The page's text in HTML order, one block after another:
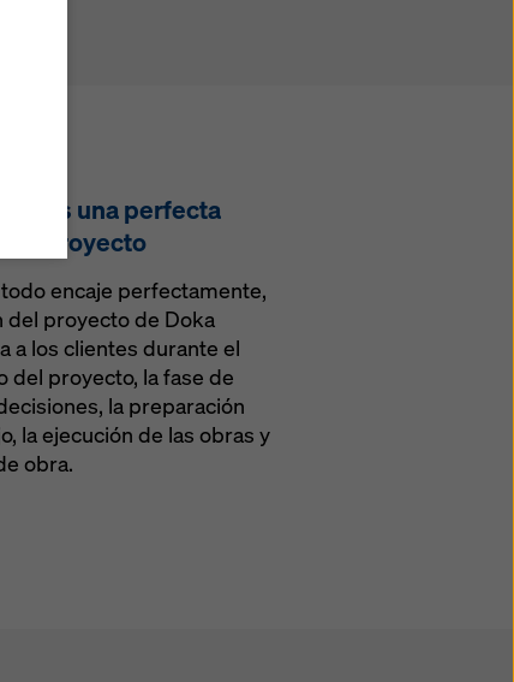
es una perfecta
del proyecto
encaje perfectamente,
del proyecto de Doka
a los clientes durante el
del proyecto, la fase de
la preparación
la ejecución de las obras y
obra.
y